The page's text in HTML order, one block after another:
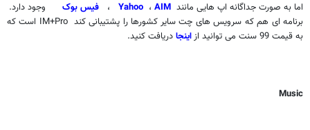
اما به صورت جداگانه اپ هایی مانند AIM ، Yahoo ، فیس بوک
وجود دارد.
برنامه ای هم که سرویس های چت سایر کشورها را پشتیبانی کند IM+Pro است که
به قیمت 99 سنت می توانید از
اینجا دریافت کنید.
Music